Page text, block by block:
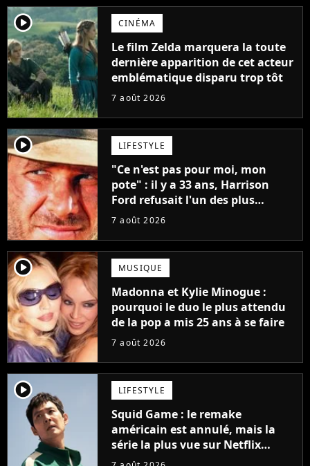
player2 CINÉMA
Le film Zelda marquera la toute
dernière apparition de cet acteur
emblématique disparu trop tôt
7 août 2026
player2 LIFESTYLE
"Ce n'est pas pour moi, mon
pote" : il y a 33 ans, Harrison
Ford refusait l'un des plus
grands succès de tous les temps
7 août 2026
player2 MUSIQUE
Madonna et Kylie Minogue :
pourquoi le duo le plus attendu
de la pop a mis 25 ans à se faire
7 août 2026
player2 LIFESTYLE
Squid Game : le remake
américain est annulé, mais la
série la plus vue sur Netflix
pourrait avoir une version